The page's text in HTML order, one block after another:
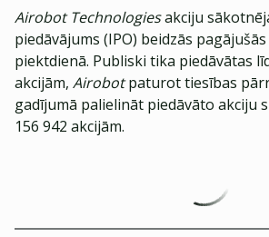
Airobot Technologiesakciju
piedāvājums (IPO) beidzās
piektdienā. Publiski tika piedāvātas
akcijām, Airobotpaturot tiesības
gadījumā palielināt piedāvāto akciju
156 942 akcijām.